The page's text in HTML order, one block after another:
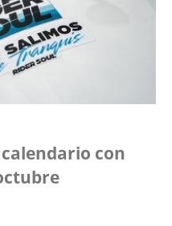
con